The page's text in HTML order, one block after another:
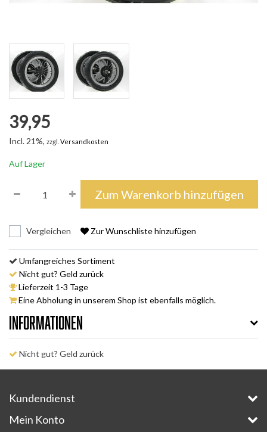
39,95
Incl. 21%, zzgl. Versandkosten
Auf Lager
Zum Warenkorb hinzufügen
Vergleichen Zur Wunschliste hinzufügen
Umfangreiches Sortiment
Nicht gut? Geld zurück
Lieferzeit 1-3 Tage
Eine Abholung in unserem Shop ist ebenfalls möglich.
Informationen
Nicht gut? Geld zurück
Kundendienst
Mein Konto